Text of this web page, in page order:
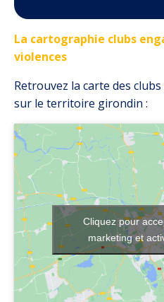
La cartographie clubs
violences
Retrouvez la carte des
sur le territoire girondin :
Cliquez pour
marketing et